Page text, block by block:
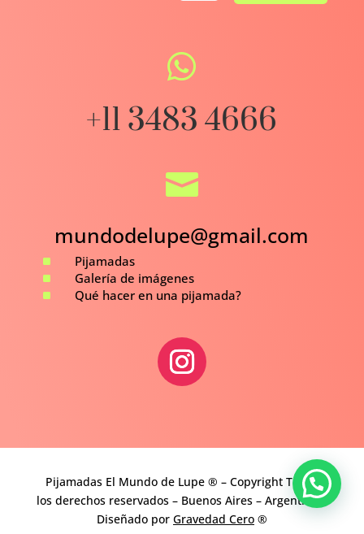

+11 3483 4666

mundodelupe@gmail.com
^ Pijamadas
^ Galería de imágenes
^ Qué hacer en una pijamada?
Pijamadas El Mundo de Lupe ® – Copyright Todos
los derechos reservados – Buenos Aires – Argentina –
Diseñado por Gravedad Cero®